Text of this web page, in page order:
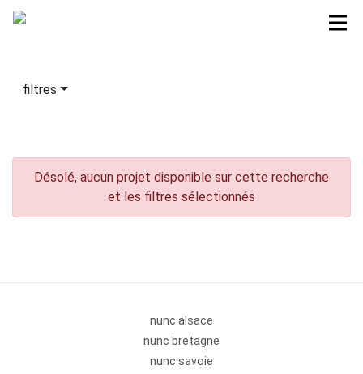
filtres
Désolé, aucun projet disponible sur cette recherche
et les filtres sélectionnés
nunc alsace
nunc bretagne
nunc savoie